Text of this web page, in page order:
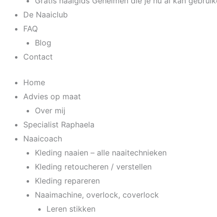
De Naaiclub
FAQ
Blog
Contact
Home
Advies op maat
Over mij
Specialist Raphaela
Naaicoach
Kleding naaien – alle naaitechnieken
Kleding retoucheren / verstellen
Kleding repareren
Naaimachine, overlock, coverlock
Leren stikken